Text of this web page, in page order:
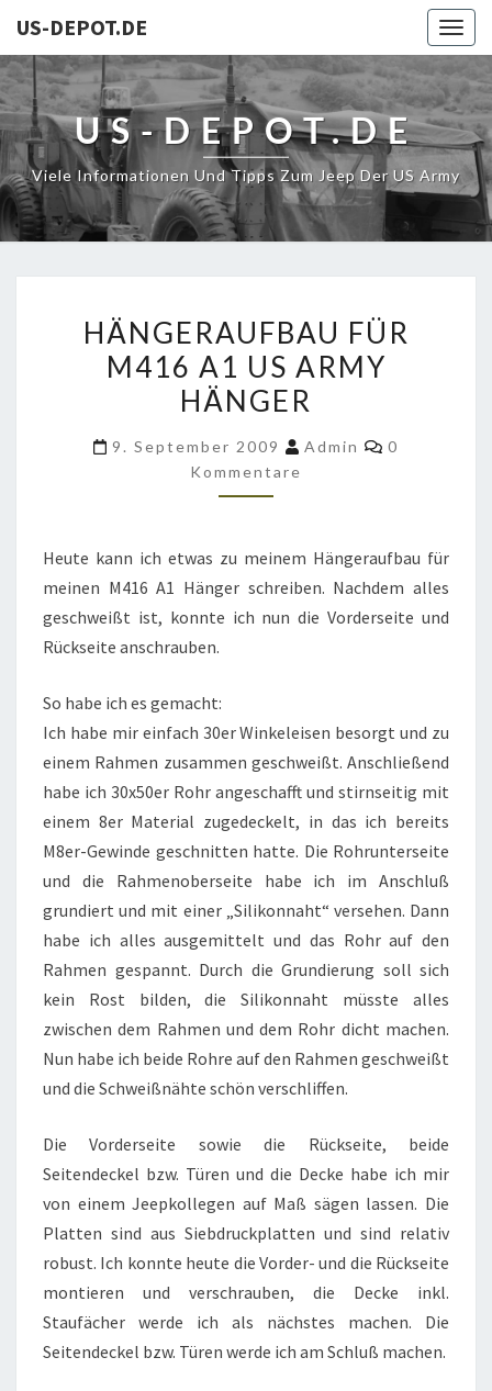
US-DEPOT.DE
US-DEPOT.DE
Viele Informationen Und Tipps Zum Jeep Der US Army
FÜR
M416
A1
ARMY
HÄNGERAUFBAU FÜR
M416 A1 US ARMY
HÄNGER
9. September 2009 Admin
0
Kommentare
Heute kann ich etwas zu meinem Hängeraufbau für
meinen M416 A1 Hänger schreiben. Nachdem alles
geschweißt ist, konnte ich nun die Vorderseite und
Rückseite anschrauben.
So habe ich es gemacht:
Ich habe mir einfach 30er Winkeleisen besorgt und zu
einem Rahmen zusammen geschweißt. Anschließend
habe ich 30x50er Rohr angeschafft und stirnseitig mit
einem 8er Material zugedeckelt, in das ich bereits
M8er-Gewinde geschnitten hatte. Die Rohrunterseite
und die Rahmenoberseite habe ich im Anschluß
grundiert und mit einer „Silikonnaht“ versehen. Dann
habe ich alles ausgemittelt und das Rohr auf den
Rahmen gespannt. Durch die Grundierung soll sich
kein Rost bilden, die Silikonnaht müsste alles
zwischen dem Rahmen und dem Rohr dicht machen.
Nun habe ich beide Rohre auf den Rahmen geschweißt
und die Schweißnähte schön verschliffen.
Die Vorderseite sowie die Rückseite, beide
Seitendeckel bzw. Türen und die Decke habe ich mir
von einem Jeepkollegen auf Maß sägen lassen. Die
Platten sind aus Siebdruckplatten und sind relativ
robust. Ich konnte heute die Vorder- und die Rückseite
montieren und verschrauben, die Decke inkl.
Staufächer werde ich als nächstes machen. Die
Seitendeckel bzw. Türen werde ich am Schluß machen.